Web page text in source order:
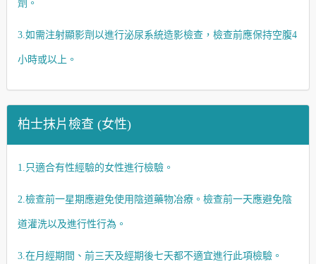
劑。
3.如需注射顯影劑以進行泌尿系統造影檢查，檢查前應保持空腹4
小時或以上。
柏士抹片檢查 (女性)
1.只適合有性經驗的女性進行檢驗。
2.檢查前一星期應避免使用陰道藥物冶療。檢查前一天應避免陰
道灌洗以及進行性行為。
3.在月經期間、前三天及經期後七天都不適宜進行此項檢驗。